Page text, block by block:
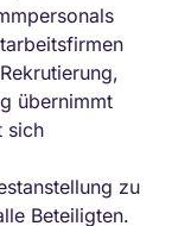
übernimmt
sich
zu
Beteiligten.